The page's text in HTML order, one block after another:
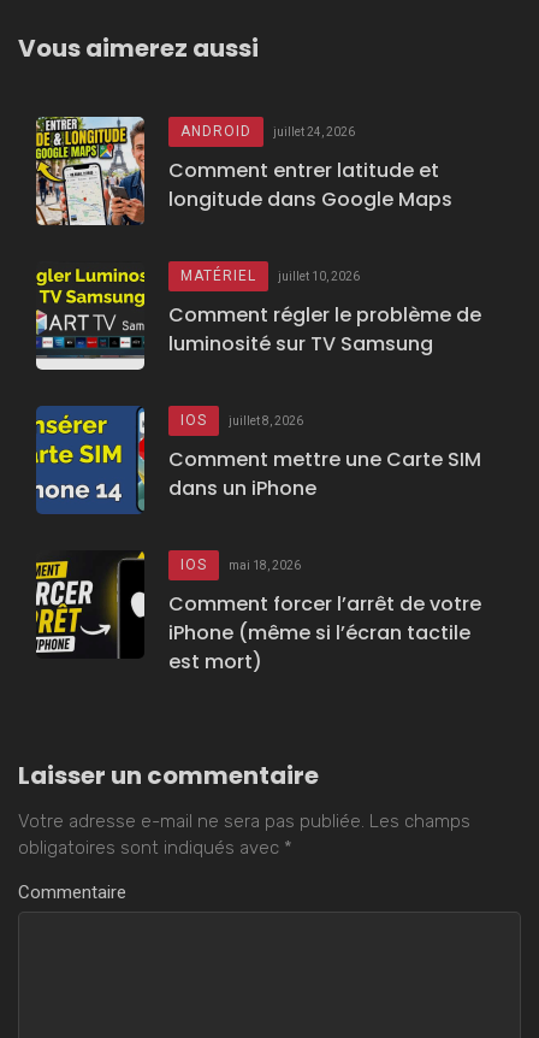
Vous aimerez aussi
ANDROID juillet 24, 2026
Comment entrer latitude et
longitude dans Google Maps
MATÉRIEL juillet 10, 2026
Comment régler le problème de
luminosité sur TV Samsung
IOS juillet 8, 2026
Comment mettre une Carte SIM
dans un iPhone
IOS mai 18, 2026
Comment forcer l’arrêt de votre
iPhone (même si l’écran tactile
est mort)
Laisser un commentaire
Votre adresse e-mail ne sera pas publiée. Les champs
obligatoires sont indiqués avec *
Commentaire